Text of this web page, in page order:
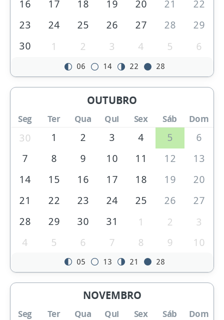
16
17 18 19 20 21
22
23
24 25 26 27 28
29
30
1 2 3 4 5 6
06 14 22 28
OUTUBRO
Seg Ter Qua Qui Sex Sáb Dom
30 1 2 3 4 5
6
7
8 9 10 11 12
13
14
15 16 17 18 19
20
21
22 23 24 25 26
27
28
29 30 31 1 2
3
4
5 6 7 8 9 10
05 13 21 28
NOVEMBRO
Seg Ter Qua Qui Sex Sáb Dom